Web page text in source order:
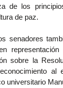
de los
de paz.
senadores
sobre la
al
universitario